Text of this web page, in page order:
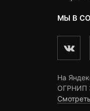
МЫ В
На
ОГРНИП